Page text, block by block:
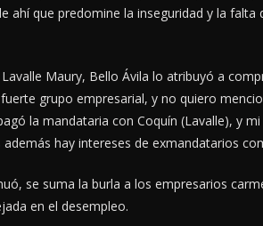
ahí que predomine la inseguridad y la
Maury, Bello Ávila lo atribuyó a
grupo empresarial, y no quiero
la mandataria con Coquín (Lavalle), y
hay intereses de exmandatarios
se suma la burla a los empresarios
en el desempleo.